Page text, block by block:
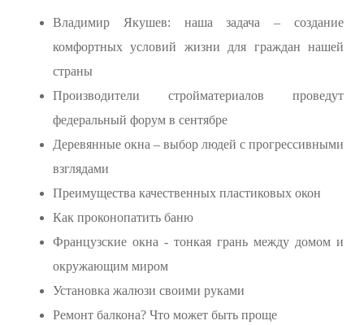
Владимир Якушев: наша задача – создание
комфортных условий жизни для граждан нашей
страны
Производители стройматериалов проведут
федеральный форум в сентябре
Деревянные окна – выбор людей с прогрессивными
взглядами
Преимущества качественных пластиковых окон
Как проконопатить баню
Французские окна - тонкая грань между домом и
окружающим миром
Установка жалюзи своими руками
Ремонт балкона? Что может быть проще